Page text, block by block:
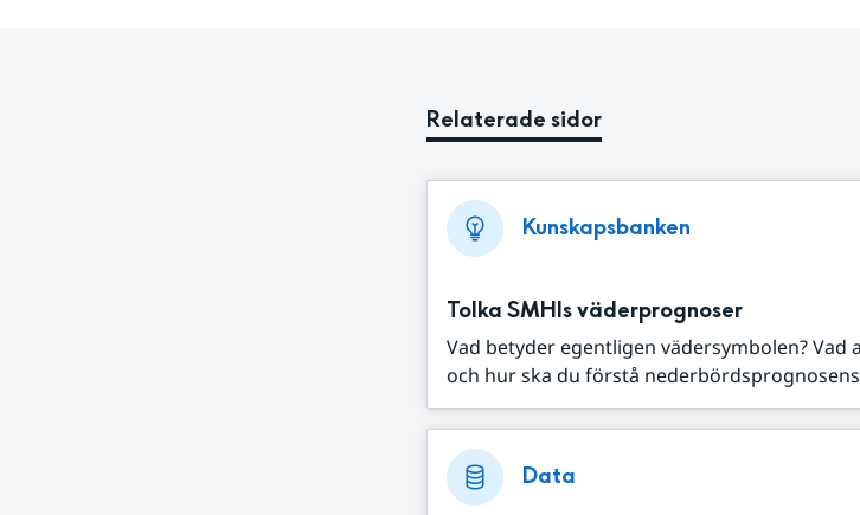
Relaterade sidor
Kunskapsbanken
Tolka SMHIs väderprognoser
Vad betyder egentligen vädersymbolen? Vad
och hur ska du förstå
Data